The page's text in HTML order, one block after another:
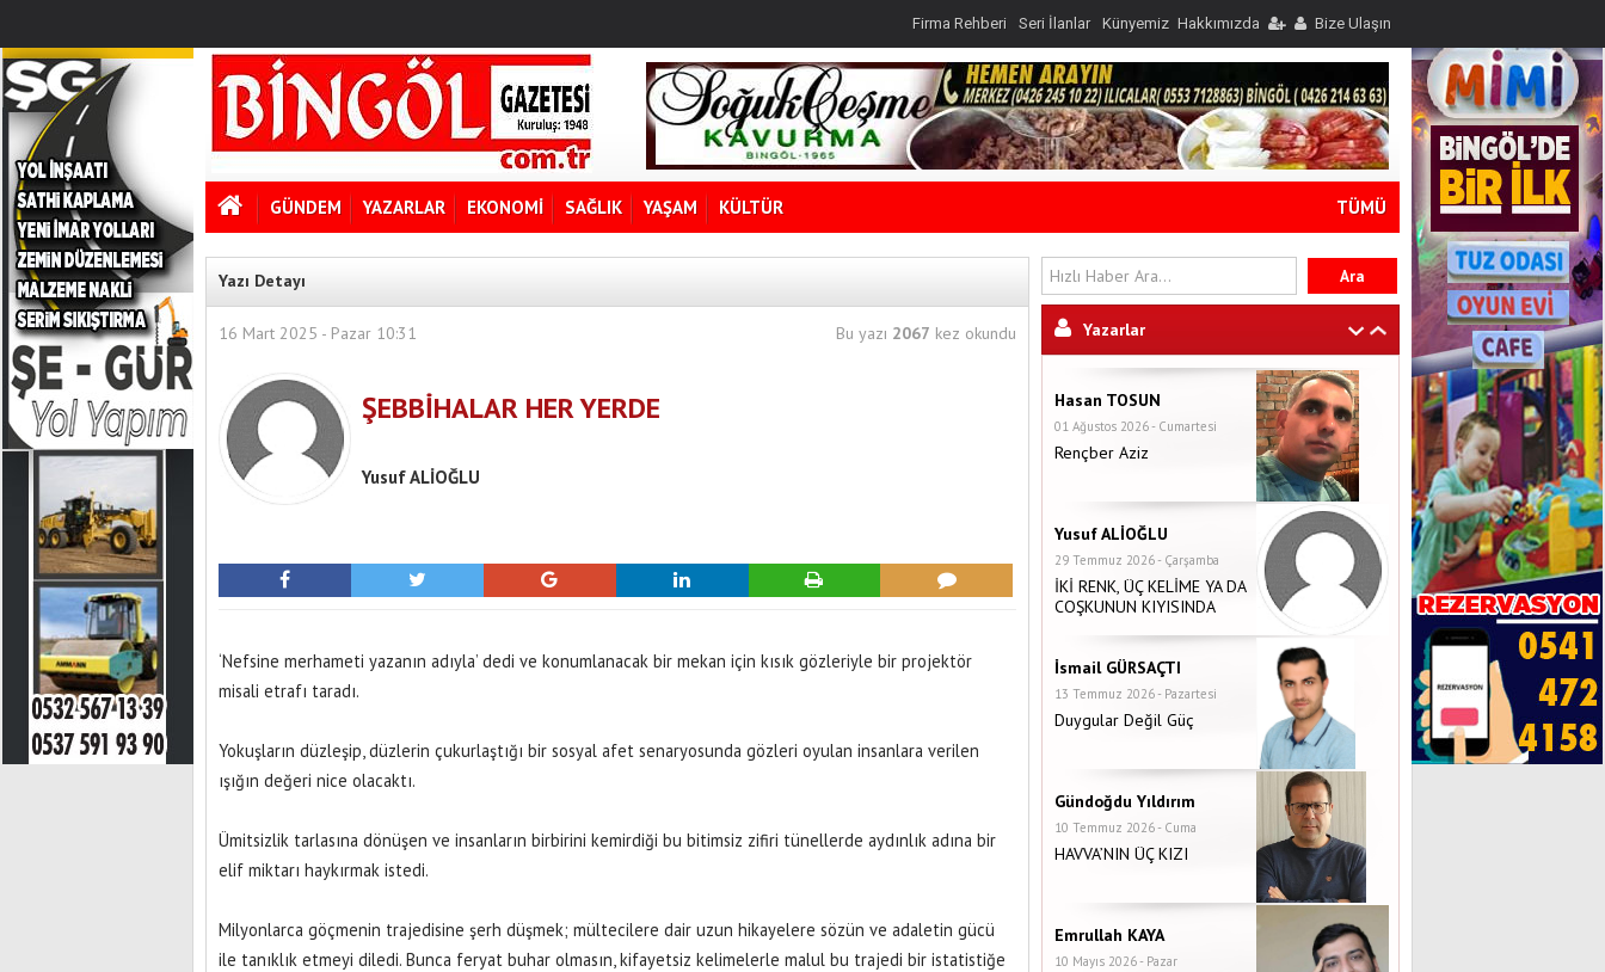
Firma Rehberi Seri İlanlar Künyemiz Hakkımızda Bize Ulaşın
GÜNDEM YAZARLAR EKONOMİ SAĞLIK YAŞAM KÜLTÜR TÜMÜ
Yazı Detayı
16 Mart 2025 - Pazar 10:31 Bu yazı 2067 kez okundu
ŞEBBİHALAR HER YERDE
Yusuf ALİOĞLU
‘Nefsine merhameti yazanın adıyla’ dedi ve konumlanacak bir mekan için kısık gözleriyle bir projektör
misali etrafı taradı.
Yokuşların düzleşip, düzlerin çukurlaştığı bir sosyal afet senaryosunda gözleri oyulan insanlara verilen
ışığın değeri nice olacaktı.
Ümitsizlik tarlasına dönüşen ve insanların birbirini kemirdiği bu bitimsiz zifiri tünellerde aydınlık adına bir
elif miktarı haykırmak istedi.
Milyonlarca göçmenin trajedisine şerh düşmek; mültecilere dair uzun hikayelere sözün ve adaletin gücü
ile tanıklık etmeyi diledi. Bunca feryat buhar olmasın, kifayetsiz kelimelerle malul bu trajedi bir istatistiğe
Yazarlar
Hasan TOSUN
01 Ağustos 2026 - Cumartesi
Rençber Aziz
Yusuf ALİOĞLU
29 Temmuz 2026 - Çarşamba
İKİ RENK, ÜÇ KELİME YA DA
COŞKUNUN KIYISINDA
İsmail GÜRSAÇTI
13 Temmuz 2026 - Pazartesi
Duygular Değil Güç
Gündoğdu Yıldırım
10 Temmuz 2026 - Cuma
HAVVA’NIN ÜÇ KIZI
Emrullah KAYA
10 Mayıs 2026 - Pazar